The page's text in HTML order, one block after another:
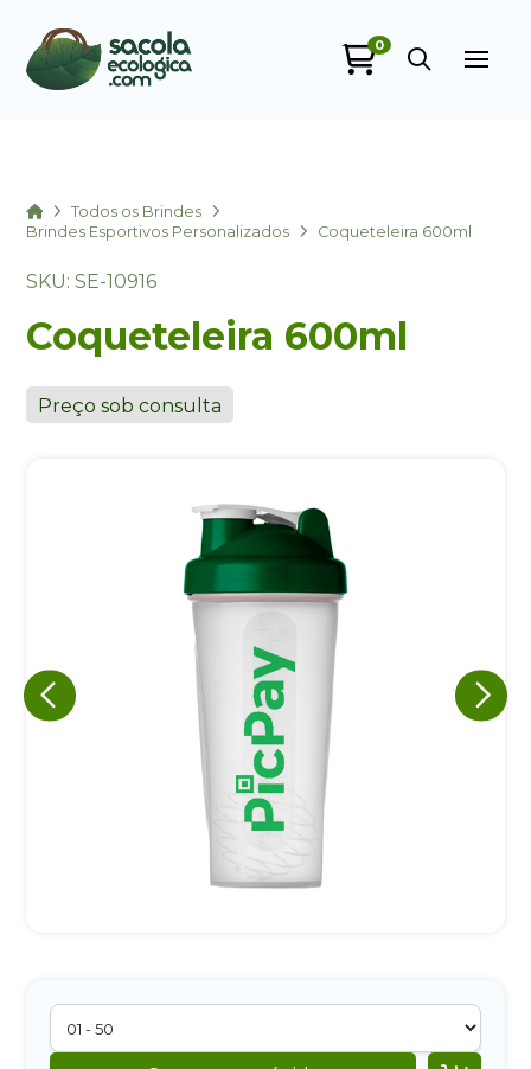
0
HomeTodos os Brindes
Brindes Esportivos Personalizados
Coqueteleira 600ml
SKU: SE-10916
Coqueteleira 600ml
Preço sob consulta
Eu concordo em receber comunicações.
A nossa empresa está comprometida a proteger e respeitar
sua privacidade, utilizaremos seus dados apenas para fins
de marketing. Você pode alterar suas preferências a
Iniciar conversa